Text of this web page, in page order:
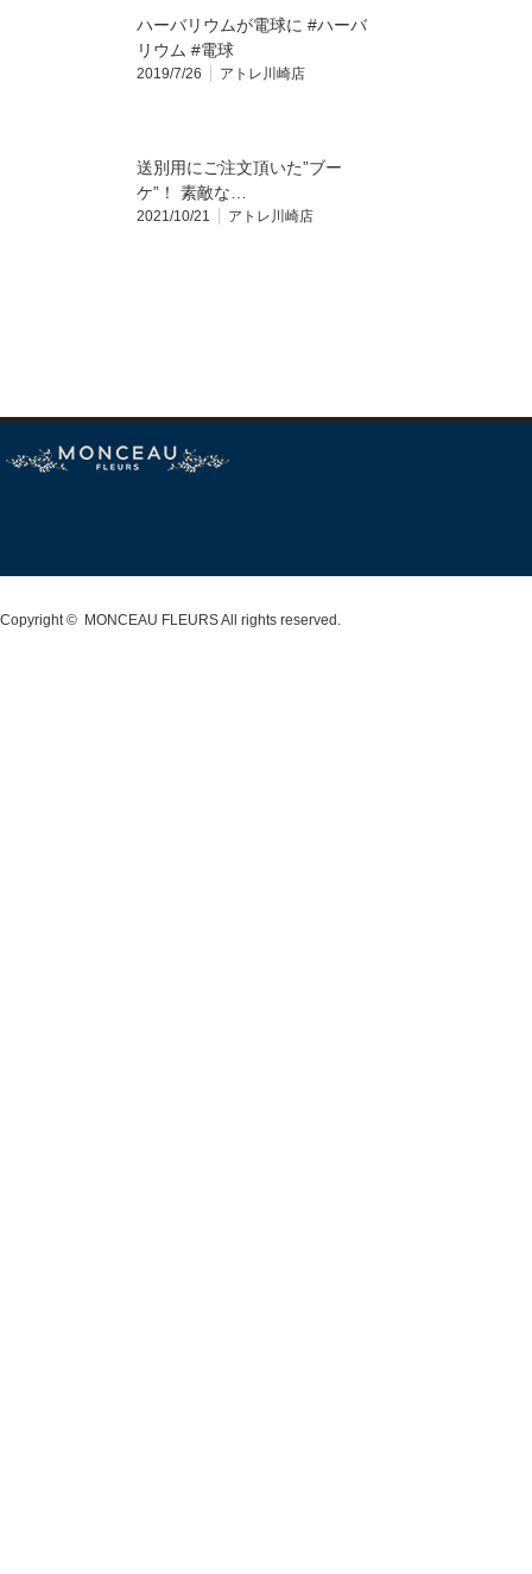
ハーバリウムが電球に #ハーバ
リウム #電球
2019/7/26 アトレ川崎店
送別用にご注文頂いた”ブー
ケ”！ 素敵な…
2021/10/21 アトレ川崎店
Copyright © MONCEAU FLEURSAll rights reserved.